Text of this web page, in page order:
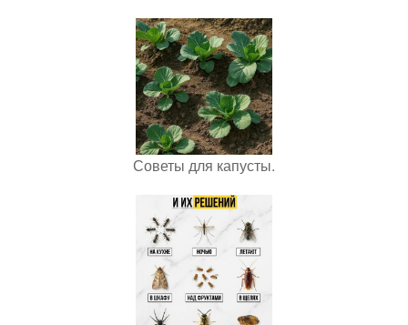
Советы для капусты.